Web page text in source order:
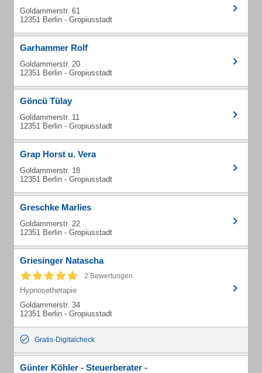
Goldammerstr. 61
12351 Berlin - Gropiusstadt
Garhammer Rolf
Goldammerstr. 20
12351 Berlin - Gropiusstadt
Göncü Tülay
Goldammerstr. 11
12351 Berlin - Gropiusstadt
Grap Horst u. Vera
Goldammerstr. 18
12351 Berlin - Gropiusstadt
Greschke Marlies
Goldammerstr. 22
12351 Berlin - Gropiusstadt
Griesinger Natascha
2 Bewertungen
Hypnosetherapie
Goldammerstr. 34
12351 Berlin - Gropiusstadt
Gratis-Digitalcheck
Günter Köhler - Steuerberater -